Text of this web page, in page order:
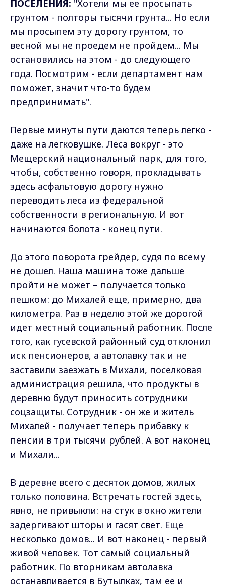
ПОСЕЛЕНИЯ: "Хотели мы ее просыпать
грунтом - полторы тысячи грунта... Но если
мы просыпем эту дорогу грунтом, то
весной мы не проедем не пройдем... Мы
остановились на этом - до следующего
года. Посмотрим - если департамент нам
поможет, значит что-то будем
предпринимать".
Первые минуты пути даются теперь легко -
даже на легковушке. Леса вокруг - это
Мещерский национальный парк, для того,
чтобы, собственно говоря, прокладывать
здесь асфальтовую дорогу нужно
переводить леса из федеральной
собственности в региональную. И вот
начинаются болота - конец пути.
До этого поворота грейдер, судя по всему
не дошел. Наша машина тоже дальше
пройти не может – получается только
пешком: до Михалей еще, примерно, два
километра. Раз в неделю этой же дорогой
идет местный социальный работник. После
того, как гусевской районный суд отклонил
иск пенсионеров, а автолавку так и не
заставили заезжать в Михали, поселковая
администрация решила, что продукты в
деревню будут приносить сотрудники
соцзащиты. Сотрудник - он же и житель
Михалей - получает теперь прибавку к
пенсии в три тысячи рублей. А вот наконец
и Михали...
В деревне всего с десяток домов, жилых
только половина. Встречать гостей здесь,
явно, не привыкли: на стук в окно жители
задергивают шторы и гасят свет. Еще
несколько домов... И вот наконец - первый
живой человек. Тот самый социальный
работник. По вторникам автолавка
останавливается в Бутылках, там ее и